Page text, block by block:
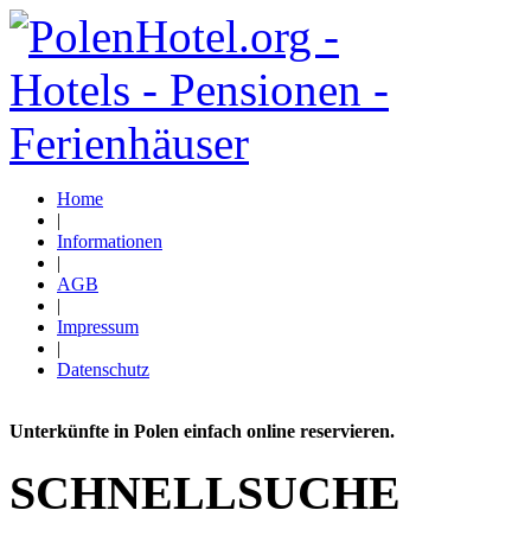
Home
|
Informationen
|
AGB
|
Impressum
|
Datenschutz
Unterkünfte in Polen einfach online reservieren.
SCHNELLSUCHE